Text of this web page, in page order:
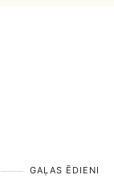
GAĻAS ĒDIENI